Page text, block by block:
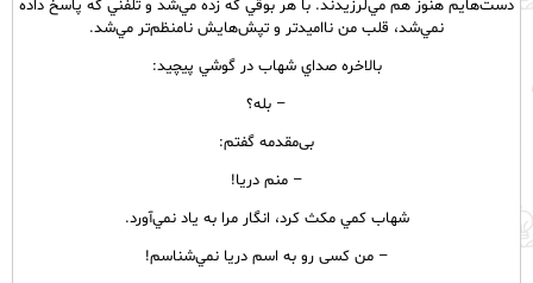
دست‌هايم هنوز هم مي‌لرزيدند. با هر بوقي كه زده مي‌شد و تلفني كه پاسخ داده
نمي‌شد، قلب من نااميدتر و تپش‌هايش نامنظم‌تر مي‌شد.
بالاخره صداي شهاب در گوشي پيچيد:
– بله؟
بی‌مقدمه گفتم:
– منم دريا!
شهاب كمي مكث كرد، انگار مرا به ياد نمي‌آورد.
– من کسی رو به اسم دریا نمي‌شناسم!